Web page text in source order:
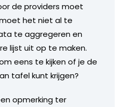
de providers moet
het niet al te
te aggregeren en
lijst uit op te maken.
eens te kijken of je de
tafel kunt krijgen?
opmerking ter